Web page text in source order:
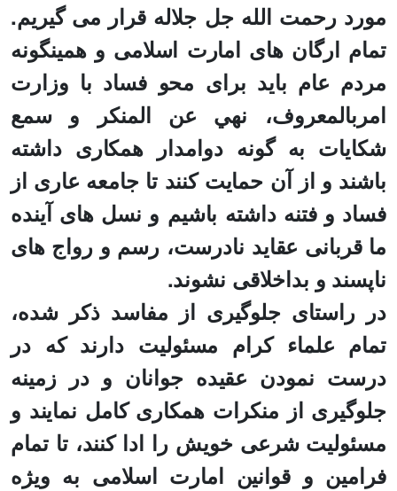
مورد رحمت الله جل جلاله قرار می گیریم.
تمام ارگان های امارت اسلامی و همینگونه
مردم عام باید برای محو فساد با وزارت
امربالمعروف، نهي عن المنکر و سمع
شکایات به گونه دوامدار همکاری داشته
باشند و از آن حمایت کنند تا جامعه عاری از
فساد و فتنه داشته باشیم و نسل های آینده
ما قربانی عقاید نادرست، رسم و رواج های
ناپسند و بداخلاقی نشوند.
در راستای جلوگیری از مفاسد ذکر شده،
تمام علماء کرام مسئولیت دارند که در
درست نمودن عقیده جوانان و در زمینه
جلوگیری از منکرات همکاری کامل نمایند و
مسئولیت شرعی خویش را ادا کنند، تا تمام
فرامین و قوانین امارت اسلامی به ویژه